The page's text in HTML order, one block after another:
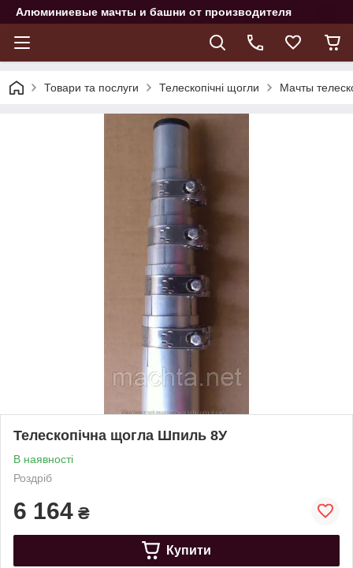
Алюминиевые мачты и башни от производителя
Товари та послуги Телескопічні щогли Мачты
Телескопічна щогла Шпиль 8У
В наявності
Роздріб
6 164 ₴
Купити